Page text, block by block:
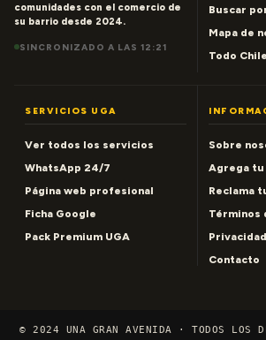
comunidades con el comercio de
su barrio desde 2024.
SINCRONIZADO A LAS 12:21
Buscar
Mapa de
Todo Chile
SERVICIOS UGA
Ver todos los servicios
WhatsApp 24/7
Página web profesional
Ficha Google
Pack Premium UGA
Sobre
Agrega tu
Reclama
Términos
Privacidad
Contacto
© 2024 UNA GRAN AVENIDA · TODOS LOS